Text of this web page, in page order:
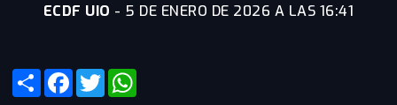
ECDF UIO - 5 DE ENERO DE 2026 A LAS 16:41
ShareFacebook
Twitter